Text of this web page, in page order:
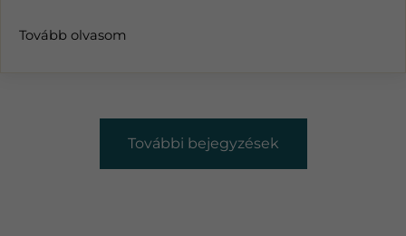
Tovább olvasom
További bejegyzések